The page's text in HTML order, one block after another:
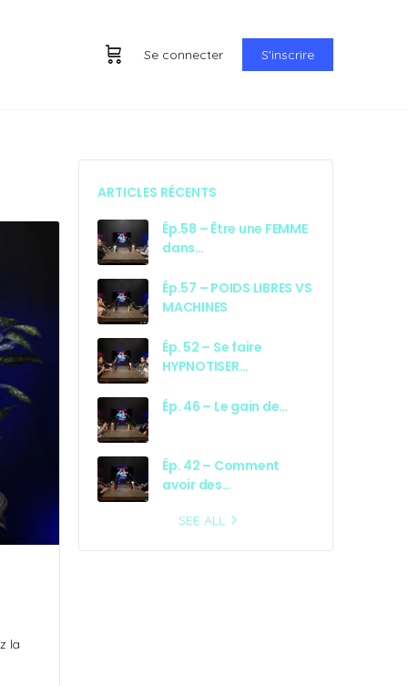
Se connecter S'inscrire
la
ARTICLES RÉCENTS
Ép.58 – Être une FEMME
dans…
Ép.57 – POIDS LIBRES VS
MACHINES
Ép. 52 – Se faire
HYPNOTISER…
Ép. 46 – Le gain de…
Ép. 42 – Comment
avoir des…
SEE ALL